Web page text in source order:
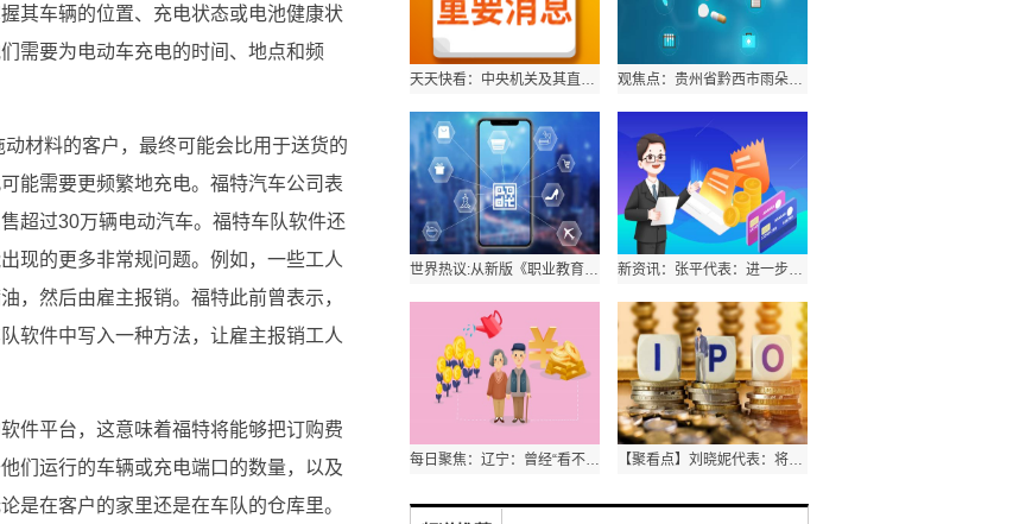
其车辆的位置、充电状态或电池健康状
需要为电动车充电的时间、地点和频
材料的客户，最终可能会比用于送货的
能需要更频繁地充电。福特汽车公司表
超过30万辆电动汽车。福特车队软件还
现的更多非常规问题。例如，一些工人
，然后由雇主报销。福特此前曾表示，
软件中写入一种方法，让雇主报销工人
件平台，这意味着福特将能够把订购费
们运行的车辆或充电端口的数量，以及
是在客户的家里还是在车队的仓库里。
天天快看：中央机关及其直属机构2023年度公务员招考计划招录3.71万人 观焦点：贵州省黔西市雨朵镇扯泥社区秋景
世界热议:从新版《职业教育专业简介》看职教高质量发展 新资讯：张平代表：进一步推动原创性重大成果产出
每日聚焦：辽宁：曾经“看不见” 如今“看不够” 【聚看点】刘晓妮代表：将群众的每件小事当作大事办